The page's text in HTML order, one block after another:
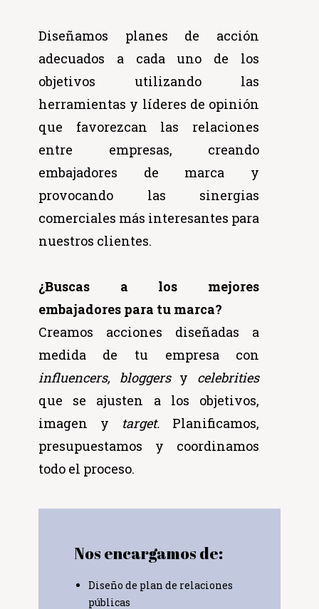
embajadores para tu marca?
Creamos acciones diseñadas a
medida de tu empresa con
bloggersy
que se ajusten a los objetivos,
imagen y
Planificamos,
presupuestamos y coordinamos
Nos encargamos de:
públicas
Contratación de celebrities
Gestión de contactos y
relaciones
Diseño e implementación de
mailing
Protocolo
Sinergias con marcas para